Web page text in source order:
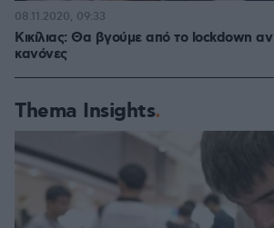
Κικίλιας: Θα βγούμε από το lockdown
κανόνες
08.11.2020, 09:33
Thema Insights